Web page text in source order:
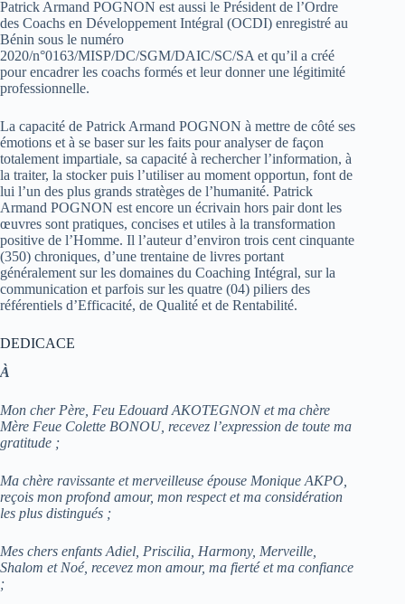
Patrick Armand POGNON est aussi le Président de l’Ordre
des Coachs en Développement Intégral (OCDI) enregistré au
Bénin sous le numéro
2020/n°0163/MISP/DC/SGM/DAIC/SC/SA et qu’il a créé
pour encadrer les coachs formés et leur donner une légitimité
professionnelle.
La capacité de Patrick Armand POGNON à mettre de côté ses
émotions et à se baser sur les faits pour analyser de façon
totalement impartiale, sa capacité à rechercher l’information, à
la traiter, la stocker puis l’utiliser au moment opportun, font de
lui l’un des plus grands stratèges de l’humanité. Patrick
Armand POGNON est encore un écrivain hors pair dont les
œuvres sont pratiques, concises et utiles à la transformation
positive de l’Homme. Il l’auteur d’environ trois cent cinquante
(350) chroniques, d’une trentaine de livres portant
généralement sur les domaines du Coaching Intégral, sur la
communication et parfois sur les quatre (04) piliers des
référentiels d’Efficacité, de Qualité et de Rentabilité.
DEDICACE
À
Mon cher Père, Feu Edouard AKOTEGNON et ma chère
Mère Feue Colette BONOU, recevez l’expression de toute ma
gratitude ;
Ma chère ravissante et merveilleuse épouse Monique AKPO,
reçois mon profond amour, mon respect et ma considération
les plus distingués ;
Mes chers enfants Adiel, Priscilia, Harmony, Merveille,
Shalom et Noé, recevez mon amour, ma fierté et ma confiance
;